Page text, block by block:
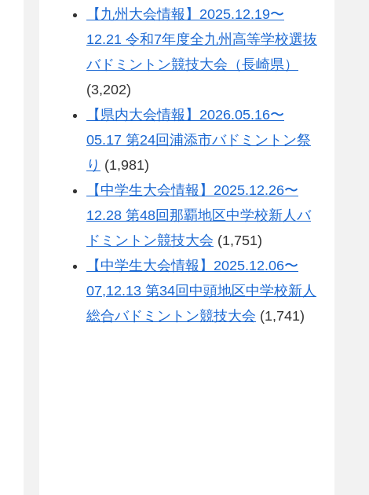
【九州大会情報】2025.12.19〜
12.21 令和7年度全九州高等学校選抜
バドミントン競技大会（長崎県）
(3,202)
【県内大会情報】2026.05.16〜
05.17 第24回浦添市バドミントン祭
り (1,981)
【中学生大会情報】2025.12.26〜
12.28 第48回那覇地区中学校新人バ
ドミントン競技大会 (1,751)
【中学生大会情報】2025.12.06〜
07,12.13 第34回中頭地区中学校新人
総合バドミントン競技大会 (1,741)